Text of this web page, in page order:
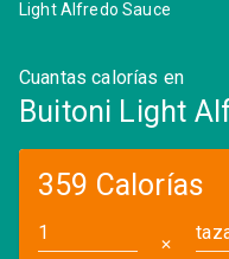
Light Alfredo Sauce
Cuantas calorías en
Buitoni Light
359 Calorías
✕